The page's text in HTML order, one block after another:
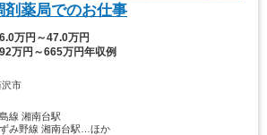
剤薬局でのお仕事
万円～47.0万円
万円～665万円年収例
沢市
線 湘南台駅
み野線 湘南台駅…ほか